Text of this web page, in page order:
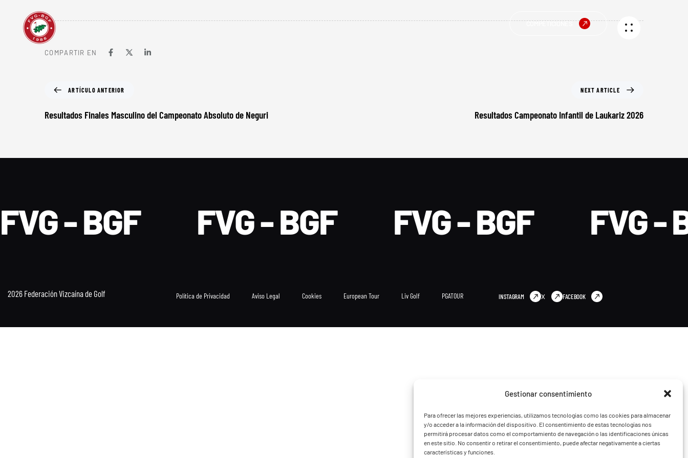
Gestionar consentimiento
Para ofrecer las mejores experiencias, utilizamos tecnologías como las cookies para almacenar
y/o acceder a la información del dispositivo. El consentimiento de estas tecnologías nos
permitirá procesar datos como el comportamiento de navegación o las identificaciones únicas
en este sitio. No consentir o retirar el consentimiento, puede afectar negativamente a ciertas
características y funciones.
COMPETICIONES
COMPARTIR EN
ARTÍCULO ANTERIOR
Resultados Finales Masculino del Campeonato Absoluto de Neguri
NEXT ARTICLE
Resultados Campeonato Infantil de Laukariz 2026
FVG - BGF FVG - BGF FVG - BGF FVG -
2026 Federación Vizcaína de Golf Política de Privacidad Aviso Legal Cookies European Tour Liv Golf PGATOUR INSTAGRAM X FACEBOOK